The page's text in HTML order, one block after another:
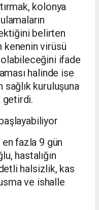
kolonya
belirten
kenenin virüsü
olabileceğini ifade
halinde ise
sağlık kuruluşuna
getirdi.
en fazla 9 gün
hastalığın
halsizlik, kas
ve ishalle